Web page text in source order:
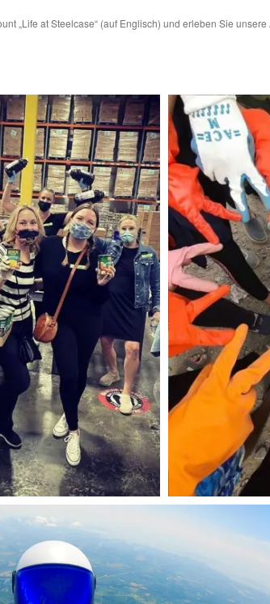
„Life at Steelcase“ (auf Englisch) und erleben Sie